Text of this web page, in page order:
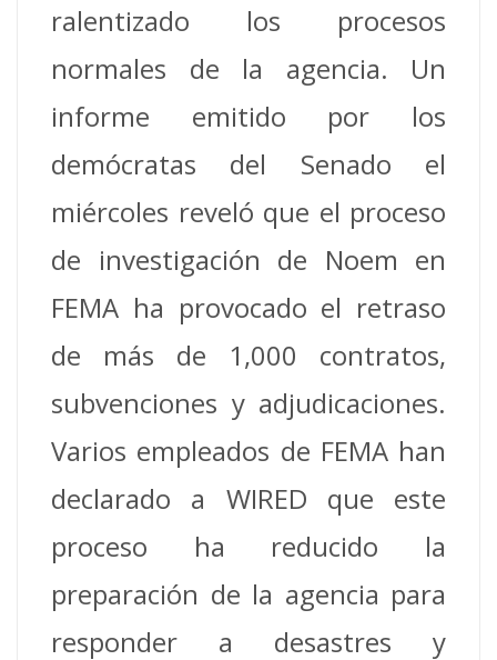
ralentizado los procesos
normales de la agencia. Un
informe emitido por los
demócratas del Senado el
miércoles reveló que el proceso
de investigación de Noem en
FEMA ha provocado el retraso
de más de 1,000 contratos,
subvenciones y adjudicaciones.
Varios empleados de FEMA han
declarado a WIRED que este
proceso ha reducido la
preparación de la agencia para
responder a desastres y